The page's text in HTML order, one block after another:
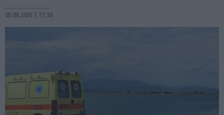
05.08.2026 | 11:36